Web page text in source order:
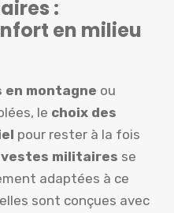
:
en milieu
en montagne ou
le choix des
pour rester à la fois
vestes militaires se
adaptées à ce
sont conçues avec